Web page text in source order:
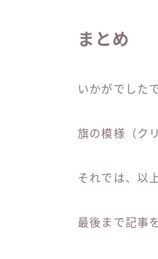
まとめ
いかがでした
旗の模様（ク
それでは、以
最後まで記事